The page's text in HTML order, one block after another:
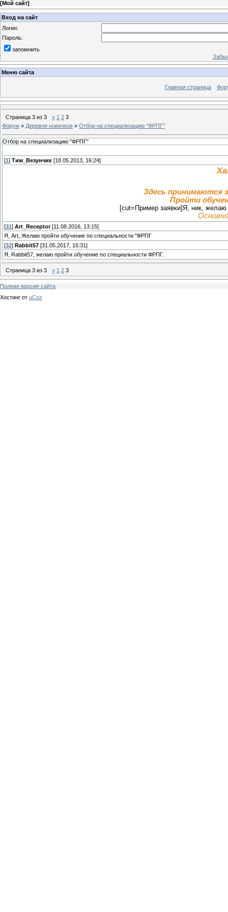
[Мой сайт]
Вход на сайт
Логин:
Пароль:
запомнить
Меню сайта
Главная страница
Страница 3 из 3 « 1 2 3
Форум » Деревня новичков » Отбор на специализацию "ФРПГ"
Отбор на специализацию "ФРПГ"
[1 ] Тим_Везунчик [18.05.2013, 16:24]
Здесь принимаются
Пройти
[cut=Пример заявки]Я, ник,
[31 ] Art_Receptor[11.08.2016, 13:15]
Я, Art, Желаю пройти обучение по специальности "ФРПГ
[32] Rabbit57 [31.05.2017, 15:31]
Я, Rabbit57, желаю пройти обучение по специальности ФРПГ.
Страница 3 из 3 « 1 2 3
Полная версия сайта
Хостинг от uCoz